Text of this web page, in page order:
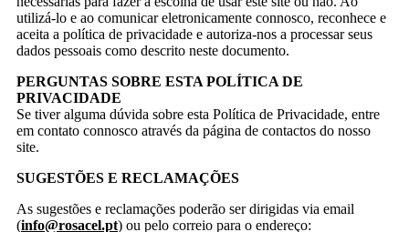
utilizá-lo e ao comunicar eletronicamente connosco, reconhece e
aceita a política de privacidade e autoriza-nos a processar seus
dados pessoais como descrito neste documento.
PERGUNTAS SOBRE ESTA POLÍTICA DE
PRIVACIDADE
Se tiver alguma dúvida sobre esta Política de Privacidade, entre
em contato connosco através da página de contactos do nosso
site.
SUGESTÕES E RECLAMAÇÕES
As sugestões e reclamações poderão ser dirigidas via email
(info@rosacel.pt) ou pelo correio para o endereço: